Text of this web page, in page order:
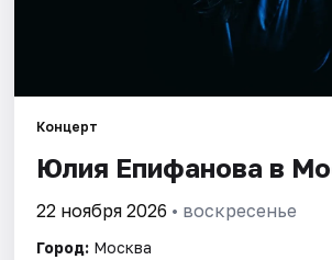
Города
Площадки
Концерт
Юлия Епифанова в
22 ноября 2026 • воскресенье
Город: Москва